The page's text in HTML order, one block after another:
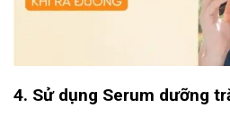
4. Sử dụng Serum dưỡng